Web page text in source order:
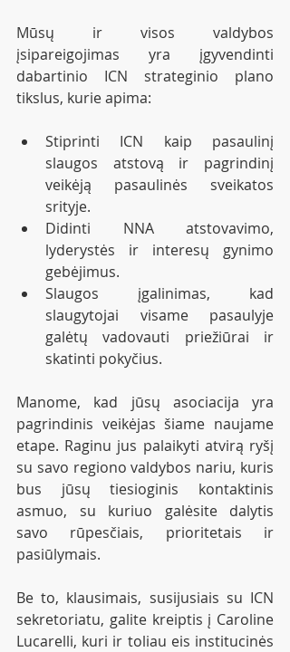
Mūsų ir visos valdybos
įsipareigojimas yra įgyvendinti
dabartinio ICN strateginio plano
tikslus, kurie apima:
Stiprinti ICN kaip pasaulinį
slaugos atstovą ir pagrindinį
veikėją pasaulinės sveikatos
srityje.
Didinti NNA atstovavimo,
lyderystės ir interesų gynimo
gebėjimus.
Slaugos įgalinimas, kad
slaugytojai visame pasaulyje
galėtų vadovauti priežiūrai ir
skatinti pokyčius.
Manome, kad jūsų asociacija yra
pagrindinis veikėjas šiame naujame
etape. Raginu jus palaikyti atvirą ryšį
su savo regiono valdybos nariu, kuris
bus jūsų tiesioginis kontaktinis
asmuo, su kuriuo galėsite dalytis
savo rūpesčiais, prioritetais ir
pasiūlymais.
Be to, klausimais, susijusiais su ICN
sekretoriatu, galite kreiptis į Caroline
Lucarelli, kuri ir toliau eis institucinės